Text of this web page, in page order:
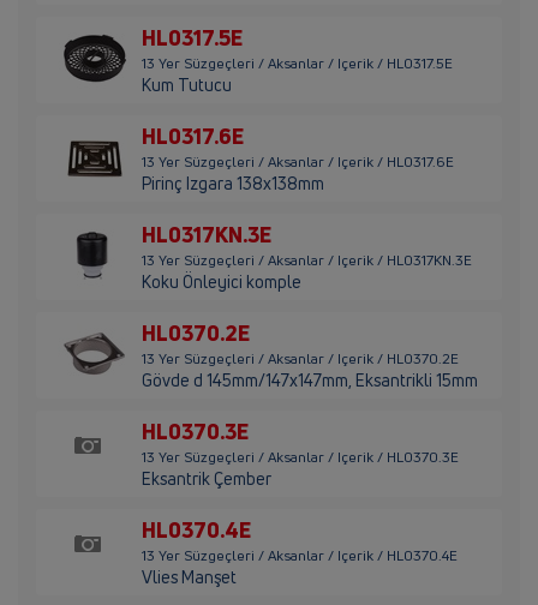
HL0317.5E
13 Yer Süzgeçleri / Aksanlar / Içerik / HL0317.5E
Kum Tutucu
HL0317.6E
13 Yer Süzgeçleri / Aksanlar / Içerik / HL0317.6E
Pirinç Izgara 138x138mm
HL0317KN.3E
13 Yer Süzgeçleri / Aksanlar / Içerik / HL0317KN.3E
Koku Önleyici komple
HL0370.2E
13 Yer Süzgeçleri / Aksanlar / Içerik / HL0370.2E
Gövde d 145mm/147x147mm, Eksantrikli 15mm
HL0370.3E
13 Yer Süzgeçleri / Aksanlar / Içerik / HL0370.3E
Eksantrik Çember
HL0370.4E
13 Yer Süzgeçleri / Aksanlar / Içerik / HL0370.4E
Vlies Manşet